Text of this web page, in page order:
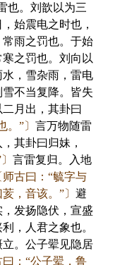
也。刘歆以为三
始震电之时也，
雨之罚也。于始
之罚也。刘向以
，雪杂雨，雷电
不当复降。皆失
月出，其卦曰
。”〕 言万物随雷
其卦曰归妹，
言雷复归。入地
师古曰：“毓字与
，音该。”〕 避
发扬隐伏，宣盛
，人君之象也。
。公子翚见隐居
曰：“公子翚，鲁